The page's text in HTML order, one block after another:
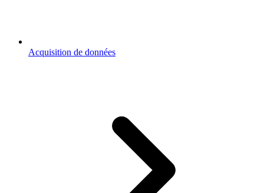
Acquisition de données